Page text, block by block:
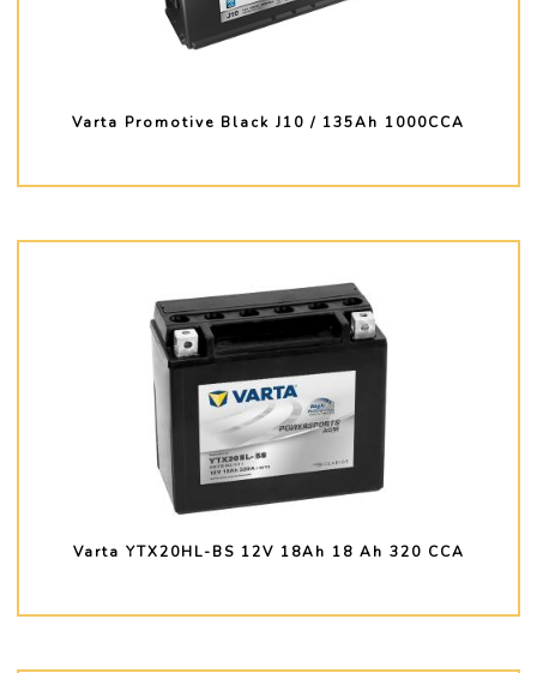
Varta Promotive Black J10 / 135Ah 1000CCA
Varta YTX20HL-BS 12V 18Ah 18 Ah 320 CCA